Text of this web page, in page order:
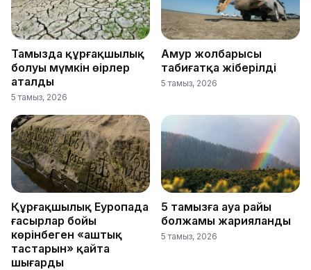
Тамызда құрғақшылық
болуы мүмкін өңірлер
аталды
5 тамыз, 2026
Амур жолбарысы
табиғатқа жіберілді
5 тамыз, 2026
Құрғақшылық Еуропада
ғасырлар бойы
көрінбеген «аштық
тастарын» қайта
шығарды
5 тамызға ауа райы
болжамы жарияланды
5 тамыз, 2026